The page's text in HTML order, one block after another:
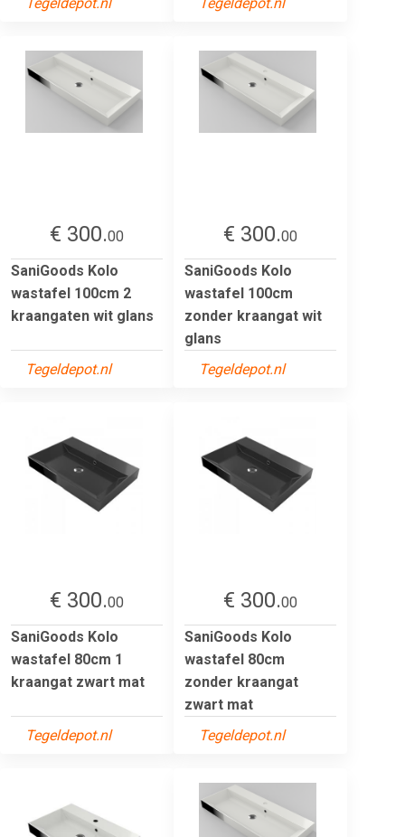
€ 300.00
SaniGoods Kolo
wastafel 100cm 2
kraangaten wit glans
Tegeldepot.nl
€ 300.00
SaniGoods Kolo
wastafel 100cm
zonder kraangat wit
glans
Tegeldepot.nl
€ 300.00
SaniGoods Kolo
wastafel 80cm 1
kraangat zwart mat
Tegeldepot.nl
€ 300.00
SaniGoods Kolo
wastafel 80cm
zonder kraangat
zwart mat
Tegeldepot.nl